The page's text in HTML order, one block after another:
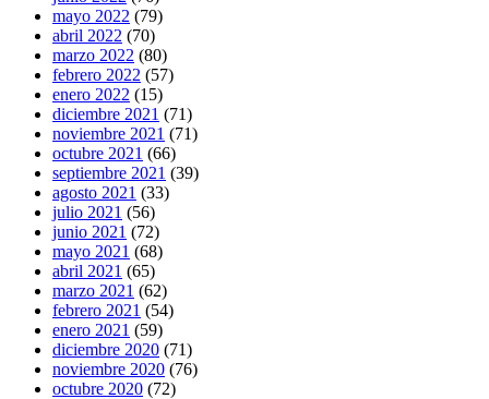
mayo 2022 (79)
abril 2022 (70)
marzo 2022 (80)
febrero 2022 (57)
enero 2022 (15)
diciembre 2021 (71)
noviembre 2021 (71)
octubre 2021 (66)
septiembre 2021 (39)
agosto 2021 (33)
julio 2021 (56)
junio 2021 (72)
mayo 2021 (68)
abril 2021 (65)
marzo 2021 (62)
febrero 2021 (54)
enero 2021 (59)
diciembre 2020 (71)
noviembre 2020 (76)
octubre 2020 (72)